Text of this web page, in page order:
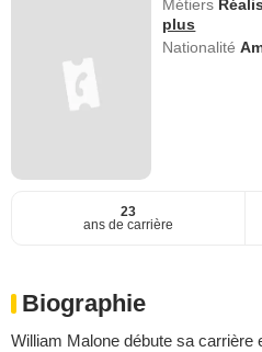
Métiers
plus
Nationalité
23
ans de carrière
Biographie
William Malone débute sa carrière